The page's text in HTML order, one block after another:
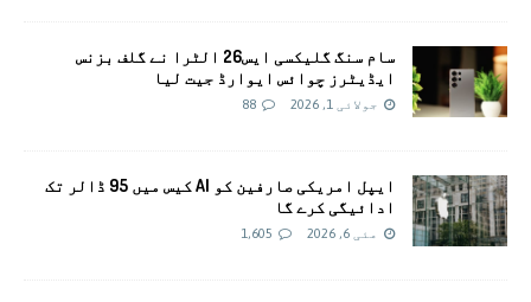
سام سنگ گلیکسی ايس26 الٹرا نے گلف بزنس
ایڈیٹرز چوائس ایوارڈ جیت لیا
جولائی 1, 2026 88
ایپل امریکی صارفین کو AI کیس میں 95 ڈالر تک
ادائیگی کرے گا
مئی 6, 2026 1,605